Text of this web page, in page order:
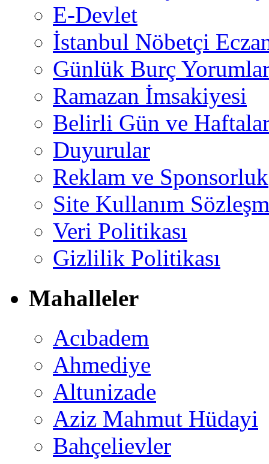
E-Devlet
İstanbul Nöbetçi
Günlük Burç
Ramazan İmsakiyesi
Belirli Gün ve
Duyurular
Reklam ve Sponsorluk
Site Kullanım
Veri Politikası
Gizlilik Politikası
Mahalleler
Acıbadem
Ahmediye
Altunizade
Aziz Mahmut Hüdayi
Bahçelievler